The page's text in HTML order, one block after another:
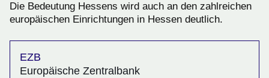
Die Bedeutung Hessens wird auch an den zahlreichen
europäischen Einrichtungen in Hessen deutlich.
EZB
Europäische Zentralbank